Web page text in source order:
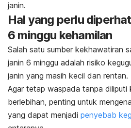
janin.
Hal yang perlu
6 minggu kehamilan
Salah satu sumber kekhawatiran
janin 6 minggu adalah risiko
janin yang masih kecil dan rentan.
Agar tetap waspada tanpa diliputi
berlebihan, penting untuk
yang dapat menjadi penyebab